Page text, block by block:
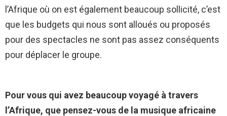
l’Afrique où on est également beaucoup sollicité, c’est
que les budgets qui nous sont alloués ou proposés
pour des spectacles ne sont pas assez conséquents
pour déplacer le groupe.
Pour vous qui avez beaucoup voyagé à travers
l’Afrique, que pensez-vous de la musique africaine